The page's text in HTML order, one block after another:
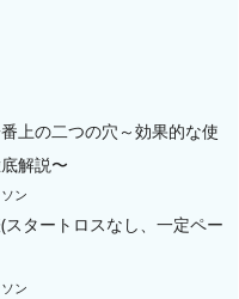
上の二つの穴～効果的な使
解説〜
ン
タートロスなし、一定ペー
ン